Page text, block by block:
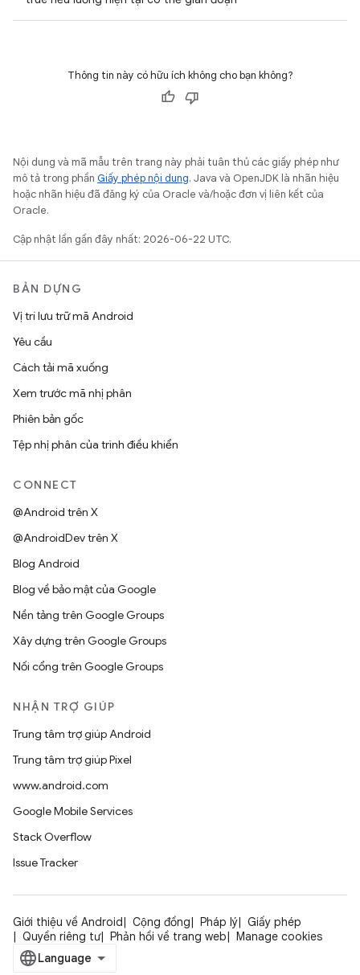
Thông tin này có hữu ích không cho bạn không?
Nội dung và mã mẫu trên trang này phải tuân thủ các giấy phép như
mô tả trong phần Giấy phép nội dung. Java và OpenJDK là nhãn hiệu
hoặc nhãn hiệu đã đăng ký của Oracle và/hoặc đơn vị liên kết của
Oracle.
Cập nhật lần gần đây nhất: 2026-06-22 UTC.
BẢN DỰNG
Vị trí lưu trữ mã Android
Yêu cầu
Cách tải mã xuống
Xem trước mã nhị phân
Phiên bản gốc
Tệp nhị phân của trình điều khiển
CONNECT
@Android trên X
@AndroidDev trên X
Blog Android
Blog về bảo mật của Google
Nền tảng trên Google Groups
Xây dựng trên Google Groups
Nối cổng trên Google Groups
NHẬN TRỢ GIÚP
Trung tâm trợ giúp Android
Trung tâm trợ giúp Pixel
www.android.com
Google Mobile Services
Stack Overflow
Issue Tracker
Giới thiệu về Android Cộng đồng Pháp lý
Giấy phép
Quyền riêng tư
Phản hồi về trang web Manage cookies